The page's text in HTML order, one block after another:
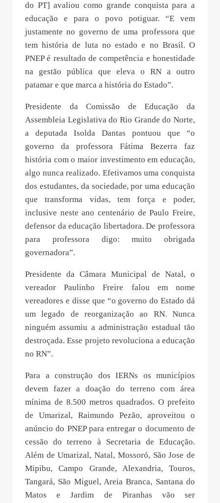
do PT] avaliou como grande conquista para a
educação e para o povo potiguar. “E vem
justamente no governo de uma professora que
tem história de luta no estado e no Brasil. O
PNEP é resultado de competência e honestidade
na gestão pública que eleva o RN a outro
patamar e que marca a história do Estado”.
Presidente da Comissão de Educação da
Assembleia Legislativa do Rio Grande do Norte,
a deputada Isolda Dantas pontuou que “o
governo da professora Fátima Bezerra faz
história com o maior investimento em educação,
algo nunca realizado. Efetivamos uma conquista
dos estudantes, da sociedade, por uma educação
que transforma vidas, tem força e poder,
inclusive neste ano centenário de Paulo Freire,
defensor da educação libertadora. De professora
para professora digo: muito obrigada
governadora”.
Presidente da Câmara Municipal de Natal, o
vereador Paulinho Freire falou em nome
vereadores e disse que “o governo do Estado dá
um legado de reorganização ao RN. Nunca
ninguém assumiu a administração estadual tão
destroçada. Esse projeto revoluciona a educação
no RN”.
Para a construção dos IERNs os municípios
devem fazer a doação do terreno com área
mínima de 8.500 metros quadrados. O prefeito
de Umarizal, Raimundo Pezão, aproveitou o
anúncio do PNEP para entregar o documento de
cessão do terreno à Secretaria de Educação.
Além de Umarizal, Natal, Mossoró, São Jose de
Mipibu, Campo Grande, Alexandria, Touros,
Tangará, São Miguel, Areia Branca, Santana do
Matos e Jardim de Piranhas vão ser